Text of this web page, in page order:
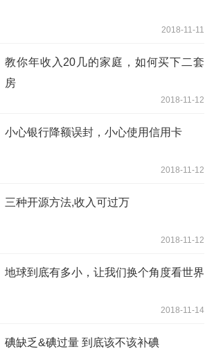
2018-11-11
教你年收入20几的家庭，如何买下二套
房
2018-11-12
小心银行降额误封，小心使用信用卡
2018-11-12
三种开源方法,收入可过万
2018-11-12
地球到底有多小，让我们换个角度看世界
2018-11-14
碘缺乏&碘过量 到底该不该补碘